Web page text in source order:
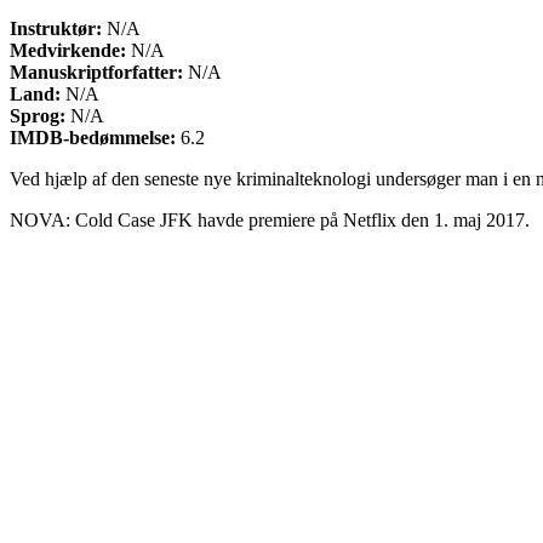
Instruktør: N/A
Medvirkende: N/A
Manuskriptforfatter: N/A
Land: N/A
Sprog: N/A
IMDB-bedømmelse: 6.2
Ved hjælp af den seneste nye kriminalteknologi undersøger man i
NOVA: Cold Case JFK havde premiere på Netflix den 1. maj 2017.